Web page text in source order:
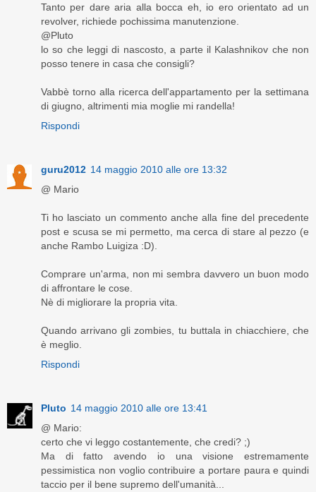
Tanto per dare aria alla bocca eh, io ero orientato ad un
revolver, richiede pochissima manutenzione.
@Pluto
lo so che leggi di nascosto, a parte il Kalashnikov che non
posso tenere in casa che consigli?
Vabbè torno alla ricerca dell'appartamento per la settimana
di giugno, altrimenti mia moglie mi randella!
Rispondi
guru2012 14 maggio 2010 alle ore 13:32
@ Mario
Ti ho lasciato un commento anche alla fine del precedente
post e scusa se mi permetto, ma cerca di stare al pezzo (e
anche Rambo Luigiza :D).
Comprare un'arma, non mi sembra davvero un buon modo
di affrontare le cose.
Nè di migliorare la propria vita.
Quando arrivano gli zombies, tu buttala in chiacchiere, che
è meglio.
Rispondi
Pluto 14 maggio 2010 alle ore 13:41
@ Mario:
certo che vi leggo costantemente, che credi? ;)
Ma di fatto avendo io una visione estremamente
pessimistica non voglio contribuire a portare paura e quindi
taccio per il bene supremo dell'umanità...